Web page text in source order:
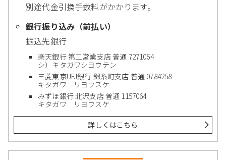
別途代金引換手数料がかかります。
銀行振り込み（前払い）
振込先銀行
楽天銀行 第二営業支店 普通 7271064
シ）キタガワシヨウテン
三菱東京UFJ銀行 錦糸町支店 普通 0784258
キタガワ リヨウスケ
みずほ銀行 北沢支店 普通 1157064
キタガワ リヨウスケ
詳しくはこちら